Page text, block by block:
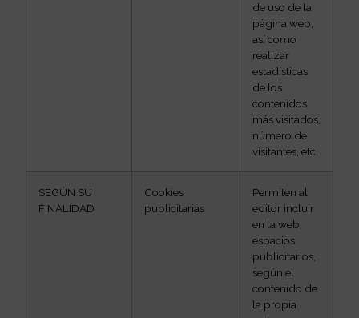
de uso de la
página web,
así como
realizar
estadísticas
de los
contenidos
más visitados,
número de
visitantes, etc.
SEGÚN SU
FINALIDAD
Cookies
publicitarias
Permiten al
editor incluir
en la web,
espacios
publicitarios,
según el
contenido de
la propia